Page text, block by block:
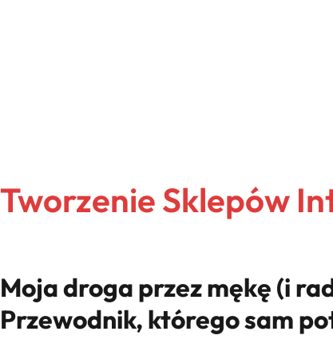
Tworzenie Sklepów
Moja droga przez mękę (i
Przewodnik, którego sam